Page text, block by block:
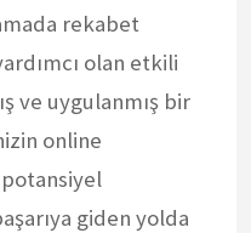
rekabet
olan etkili
ve uygulanmış bir
online
giden yolda